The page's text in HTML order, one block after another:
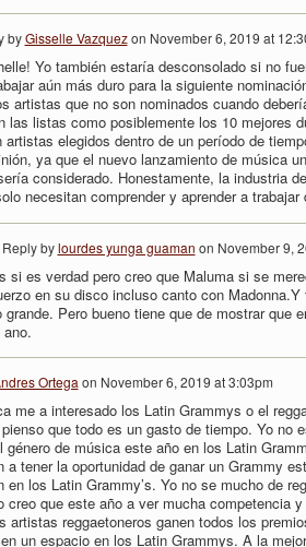
byGisselle Vazquezon November 6, 2019 at
Yo también estaría desconsolado si no
aún más duro para la siguiente
artistas que no son nominados cuando
las listas como posiblemente los 10 mejores
artistas elegidos dentro de un período de
ya que el nuevo lanzamiento de música
considerado. Honestamente, la industria
necesitan comprender y aprender a trabajar
Reply bylourdes yunga guaman on November 9,
si es verdad pero creo que Maluma si se
en su disco incluso canto con
grande. Pero bueno tiene que de mostrar que
Ortega on November 6, 2019 at 3:03pm
me a interesado los Latin Grammys o el
que todo es un gasto de tiempo. Yo no
género de música este año en los Latin
a tener la oportunidad de ganar un Grammy
en los Latin Grammy’s. Yo no se mucho de
creo que este año a ver mucha competencia
artistas reggaetoneros ganen todos los
un espacio en los Latin Grammys. A la